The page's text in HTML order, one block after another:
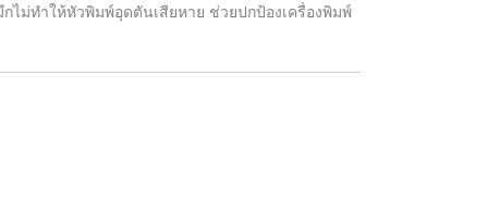
ม่ทำให้หัวพิมพ์อุดตันเสียหาย ช่วยปกป้องเครื่องพิมพ์